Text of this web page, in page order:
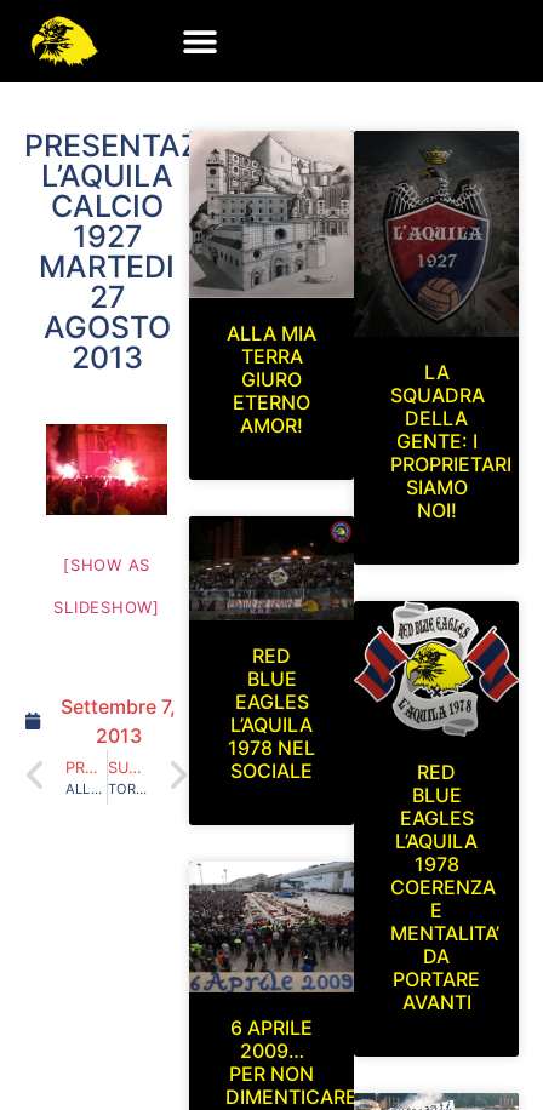
PRESENTAZIONE
L’AQUILA
CALCIO
1927
MARTEDI
27
AGOSTO
2013
[SHOW AS
SLIDESHOW]
Settembre 7,
2013
PRECEDENTE
ALLA MIA TERRA GIURO ETERNO AMOR…IV EDIZIONE DOMENICA 21 LUGLIO 2013
SUCCESSIVO
TORNEO ULTRAS U3 MONOPOLI 13-14 LUGLIO 2013
ALLA MIA
TERRA
GIURO
ETERNO
AMOR!
RED
BLUE
EAGLES
L’AQUILA
1978 NEL
SOCIALE
6 APRILE
2009…
PER NON
DIMENTICARE
LA
SQUADRA
DELLA
GENTE: I
PROPRIETARI
SIAMO
NOI!
RED
BLUE
EAGLES
L’AQUILA
1978
COERENZA
E
MENTALITA’
DA
PORTARE
AVANTI